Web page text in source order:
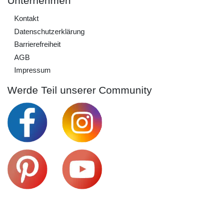
Kontakt
Daten­schutz­erklärung
Barrierefreiheit
AGB
Impressum
Werde Teil unserer Community